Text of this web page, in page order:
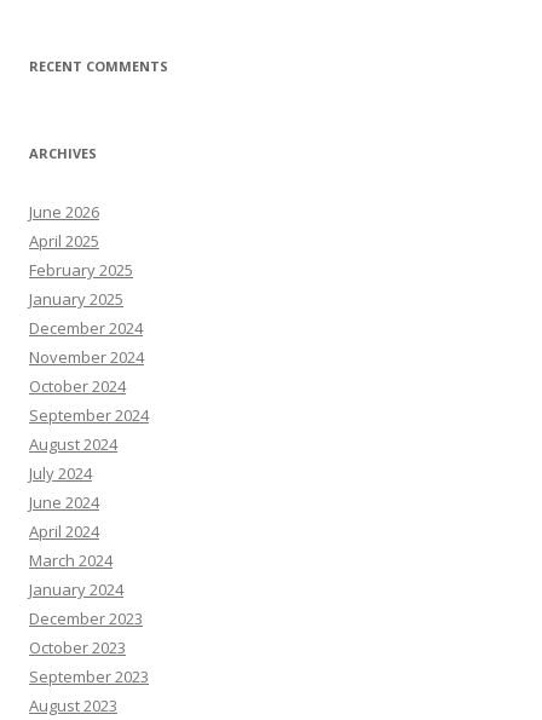
RECENT COMMENTS
ARCHIVES
June 2026
April 2025
February 2025
January 2025
December 2024
November 2024
October 2024
September 2024
August 2024
July 2024
June 2024
April 2024
March 2024
January 2024
December 2023
October 2023
September 2023
August 2023